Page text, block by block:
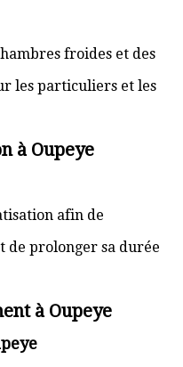
froides et des
les particuliers et les
à Oupeye
afin de
de prolonger sa durée
à Oupeye